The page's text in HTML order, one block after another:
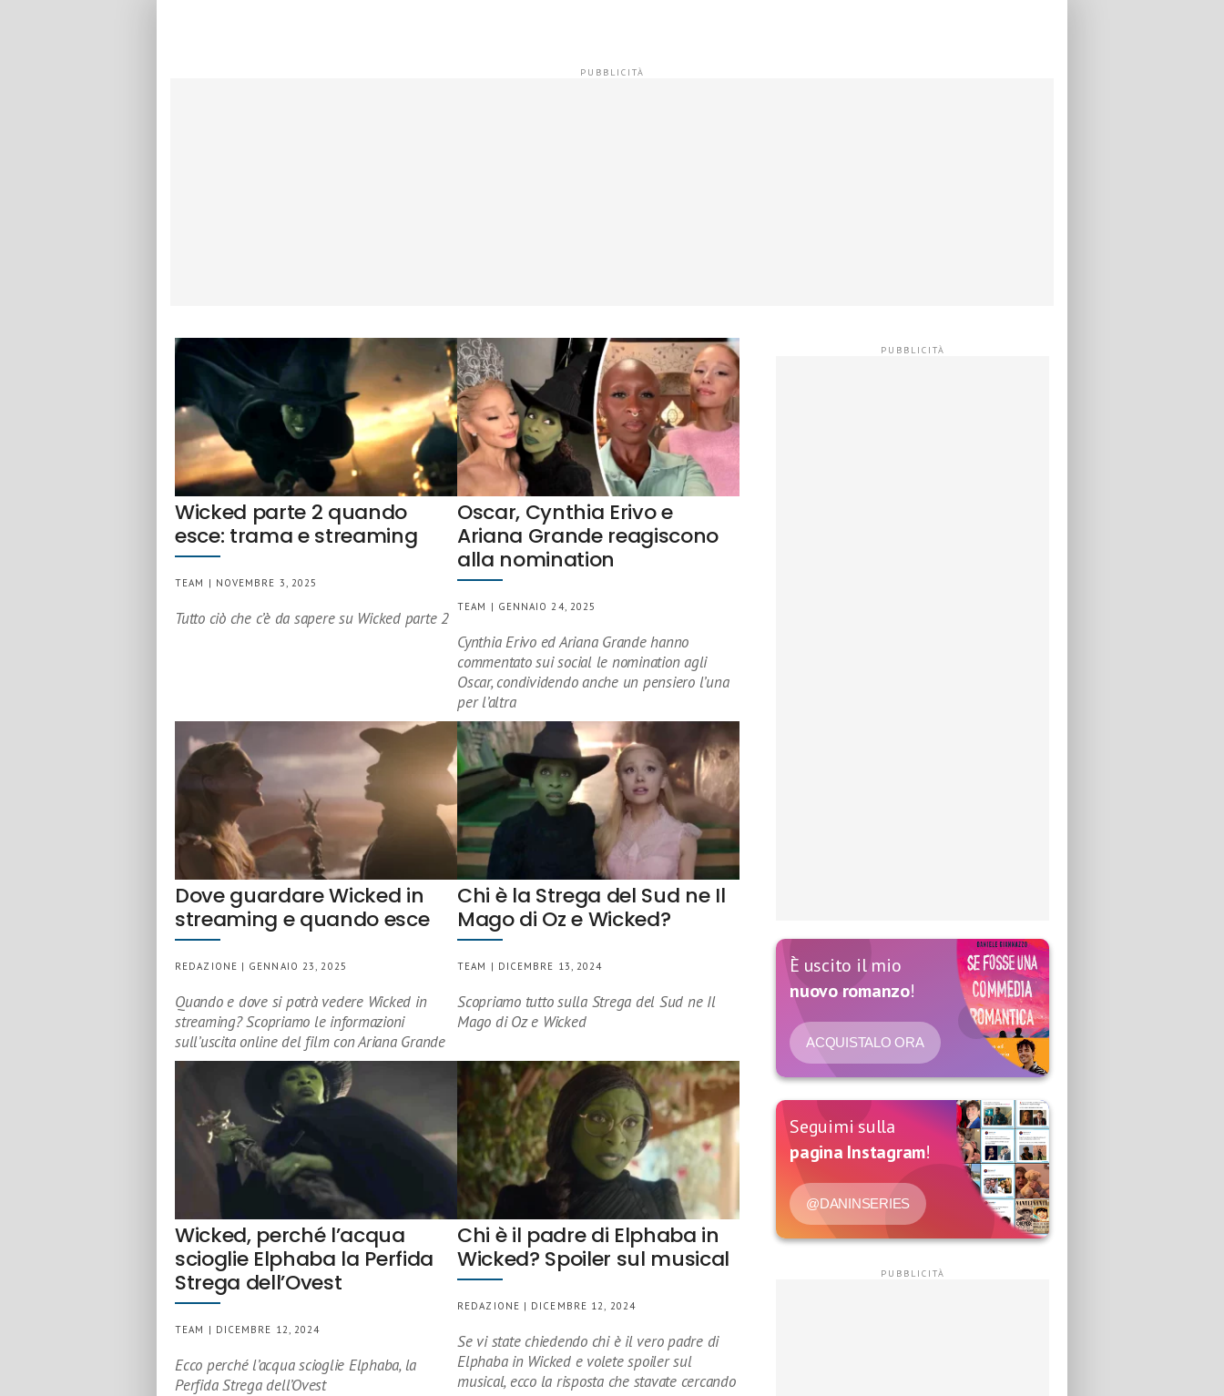
Wicked parte 2 quando
esce: trama e streaming
TEAM | NOVEMBRE 3, 2025
Tutto ciò che c’è da sapere su Wicked parte 2
Oscar, Cynthia Erivo e
Ariana Grande reagiscono
alla nomination
TEAM | GENNAIO 24, 2025
Cynthia Erivo ed Ariana Grande hanno
commentato sui social le nomination agli
Oscar, condividendo anche un pensiero l’una
per l’altra
Dove guardare Wicked in
streaming e quando esce
REDAZIONE | GENNAIO 23, 2025
Quando e dove si potrà vedere Wicked in
streaming? Scopriamo le informazioni
sull’uscita online del film con Ariana Grande
Chi è la Strega del Sud ne Il
Mago di Oz e Wicked?
TEAM | DICEMBRE 13, 2024
Scopriamo tutto sulla Strega del Sud ne Il
Mago di Oz e Wicked
Wicked, perché l’acqua
scioglie Elphaba la Perfida
Strega dell’Ovest
TEAM | DICEMBRE 12, 2024
Ecco perché l’acqua scioglie Elphaba, la
Perfida Strega dell’Ovest
Chi è il padre di Elphaba in
Wicked? Spoiler sul musical
REDAZIONE | DICEMBRE 12, 2024
Se vi state chiedendo chi è il vero padre di
Elphaba in Wicked e volete spoiler sul
musical, ecco la risposta che stavate cercando
È uscito il mio
nuovo romanzo!
ACQUISTALO ORA
Seguimi sulla
pagina Instagram!
@DANINSERIES